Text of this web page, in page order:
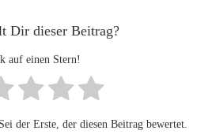
Dir dieser Beitrag?
auf einen Stern!
der Erste, der diesen Beitrag bewertet.